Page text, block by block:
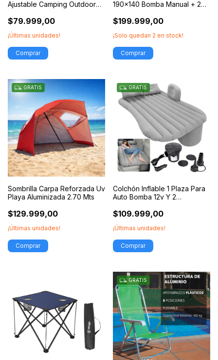
Ajustable Camping Outdoor
$79.999,00
¡Últimas unidades!
Comprar
190x140 Bomba Manual + 2
$199.999,00
¡Solo quedan 2 en stock!
Comprar
GRATIS
Sombrilla Carpa Reforzada Uv
Playa Aluminizada 2.70 Mts
$129.999,00
¡Últimas unidades!
Comprar
GRATIS
Colchón Inflable 1 Plaza Para
Auto Bomba 12v Y 2
$109.999,00
¡Últimas unidades!
Comprar
GRATIS